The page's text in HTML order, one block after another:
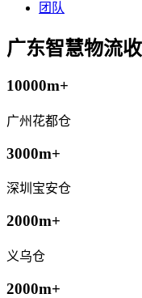
团队
广东智慧物流
10000m+
广州花都仓
3000m+
深圳宝安仓
2000m+
义乌仓
2000m+